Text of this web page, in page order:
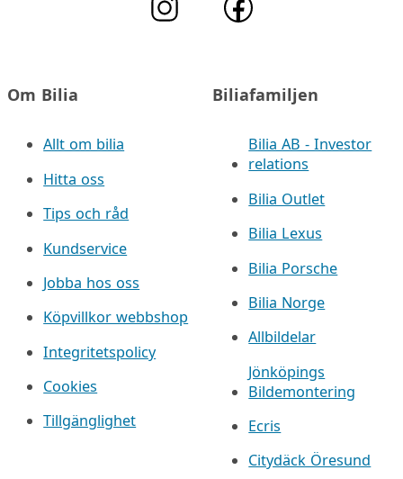
Om Bilia
Allt om bilia
Hitta oss
Tips och råd
Kundservice
Jobba hos oss
Köpvillkor webbshop
Integritetspolicy
Cookies
Tillgänglighet
Biliafamiljen
Bilia AB - Investor
relations
Bilia Outlet
Bilia Lexus
Bilia Porsche
Bilia Norge
Allbildelar
Jönköpings
Bildemontering
Ecris
Citydäck Öresund